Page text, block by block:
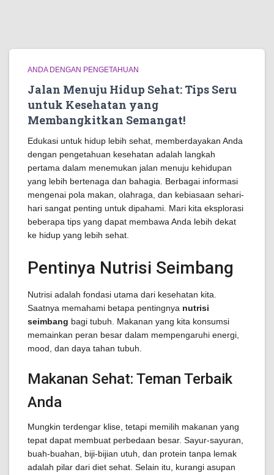
ANDA DENGAN PENGETAHUAN
Jalan Menuju Hidup Sehat: Tips Seru
untuk Kesehatan yang
Membangkitkan Semangat!
Edukasi untuk hidup lebih sehat, memberdayakan Anda
dengan pengetahuan kesehatan adalah langkah
pertama dalam menemukan jalan menuju kehidupan
yang lebih bertenaga dan bahagia. Berbagai informasi
mengenai pola makan, olahraga, dan kebiasaan sehari-
hari sangat penting untuk dipahami. Mari kita eksplorasi
beberapa tips yang dapat membawa Anda lebih dekat
ke hidup yang lebih sehat.
Pentinya Nutrisi Seimbang
Nutrisi adalah fondasi utama dari kesehatan kita.
Saatnya memahami betapa pentingnya nutrisi
seimbang bagi tubuh. Makanan yang kita konsumsi
memainkan peran besar dalam mempengaruhi energi,
mood, dan daya tahan tubuh.
Makanan Sehat: Teman Terbaik
Anda
Mungkin terdengar klise, tetapi memilih makanan yang
tepat dapat membuat perbedaan besar. Sayur-sayuran,
buah-buahan, biji-bijian utuh, dan protein tanpa lemak
adalah pilar dari diet sehat. Selain itu, kurangi asupan